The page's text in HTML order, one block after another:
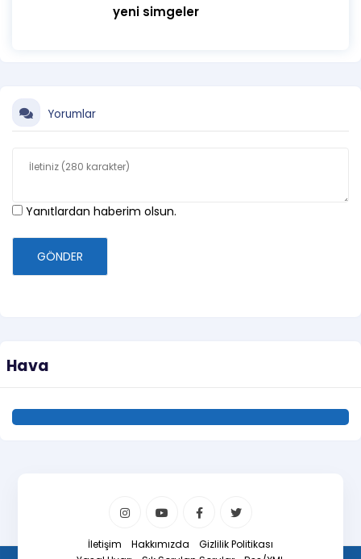
yeni simgeler
Yorumlar
Yanıtlardan haberim olsun.
GÖNDER
Hava
İletişim Hakkımızda
Gizlilik Politikası